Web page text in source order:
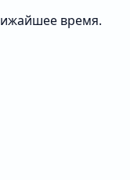
время.